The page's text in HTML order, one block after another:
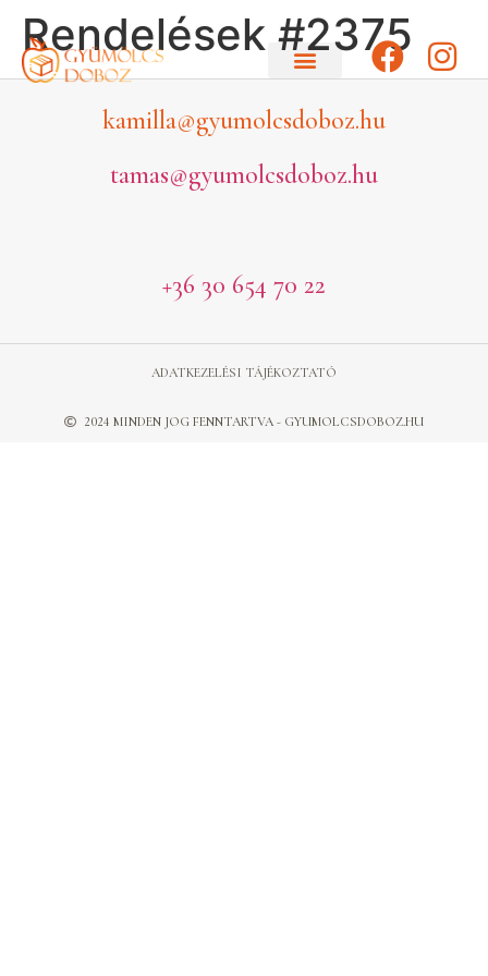
Rendelések #2375
kamilla@gyumolcsdoboz.hu
tamas@gyumolcsdoboz.hu
+36 30 654 70 22
2024 MINDEN JOG FENNTARTVA - GYUMOLCSDOBOZ.HU
ADATKEZELÉSI TÁJÉKOZTATÓ